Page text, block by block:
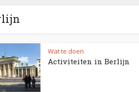
Wat te doen
Activiteiten in Berlijn